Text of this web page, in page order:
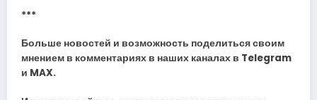
***
Больше новостей и возможность поделиться своим
мнением в комментариях в наших каналах в Telegram
и MAX.